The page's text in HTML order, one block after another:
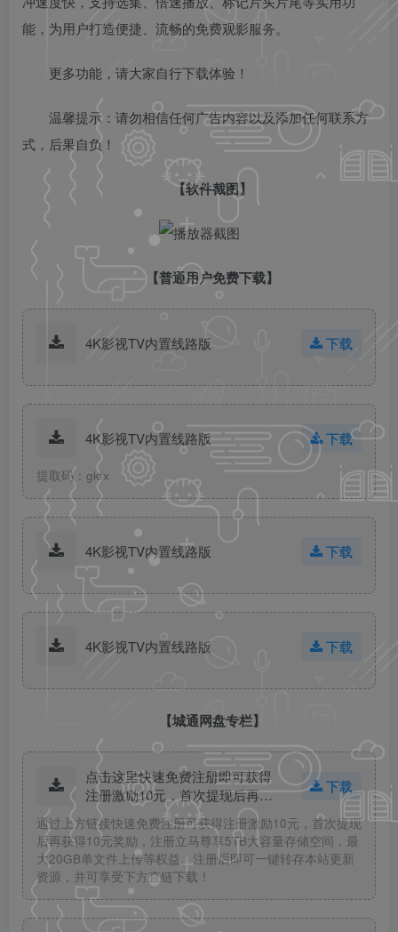
能，为用户打造便捷、流畅的免费观影服务。
更多功能，请大家自行下载体验！
温馨提示：请勿相信任何广告内容以及添加任何联系方
式，后果自负！
【软件截图】
【普通用户免费下载】
4K影视TV内置线路版 下载
4K影视TV内置线路版 下载
提取码：gkfx
4K影视TV内置线路版 下载
4K影视TV内置线路版 下载
【城通网盘专栏】
点击这里快速免费注册即可获得
注册激励10元，首次提现后再获
得10元奖励！
下载
通过上方链接快速免费注册可获得注册激励10元，首次提现
后再获得10元奖励，注册立马尊享5TB大容量存储空间，最
大20GB单文件上传等权益。注册后即可一键转存本站更新
资源，并可享受下方直链下载！